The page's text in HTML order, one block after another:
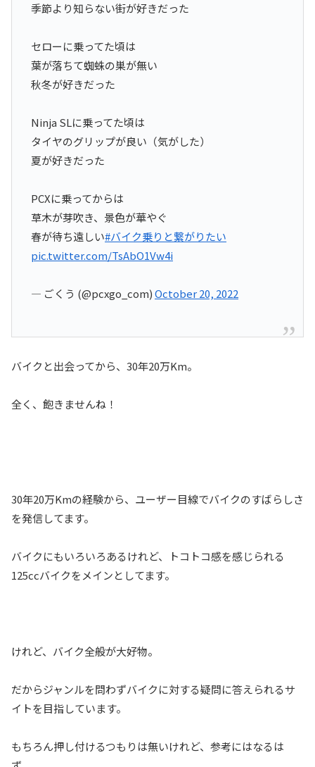
季節より知らない街が好きだった
セローに乗ってた頃は
葉が落ちて蜘蛛の巣が無い
秋冬が好きだった
Ninja SLに乗ってた頃は
タイヤのグリップが良い（気がした）
夏が好きだった
PCXに乗ってからは
草木が芽吹き、景色が華やぐ
春が待ち遠しい#バイク乗りと繋がりたい
pic.twitter.com/TsAbO1Vw4i
— ごくう (@pcxgo_com)October 20, 2022
バイクと出会ってから、30年20万Km。
全く、飽きませんね！
30年20万Kmの経験から、ユーザー目線でバイクのすばらしさ
を発信してます。
バイクにもいろいろあるけれど、トコトコ感を感じられる
125ccバイクをメインとしてます。
けれど、バイク全般が大好物。
だからジャンルを問わずバイクに対する疑問に答えられるサ
イトを目指しています。
もちろん押し付けるつもりは無いけれど、参考にはなるは